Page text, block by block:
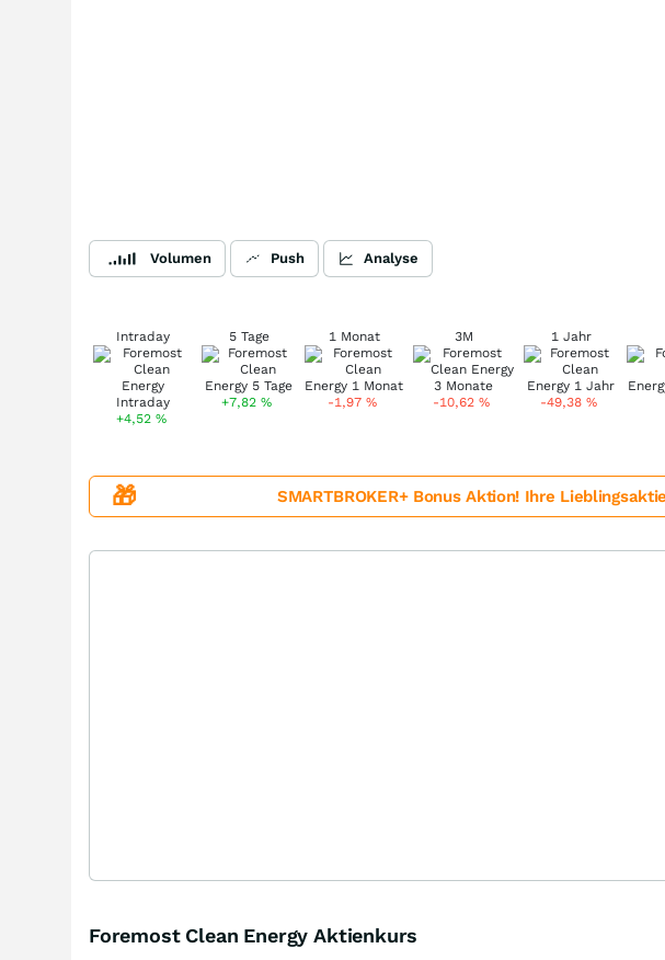
Volumen Push Analyse
Intraday
+4,52 %
5 Tage
+7,82%
1 Monat
-1,97 %
3M
-10,62%
1 Jahr
-49,38%
🎁 SMARTBROKER+ Bonus Aktion! Ihre
Foremost Clean Energy Aktienkurs